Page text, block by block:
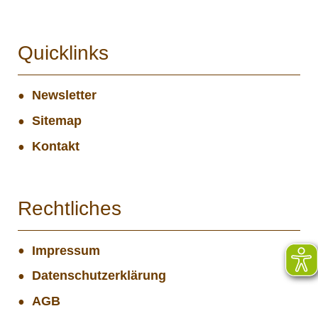
Quicklinks
Newsletter
Sitemap
Kontakt
Rechtliches
Impressum
Datenschutzerklärung
AGB